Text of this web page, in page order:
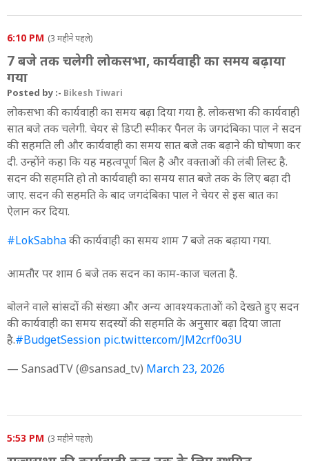
6:10 PM (3 महीने पहले)
7 बजे तक चलेगी लोकसभा, कार्यवाही का समय बढ़ाया
गया
Posted by :- Bikesh Tiwari
लोकसभा की कार्यवाही का समय बढ़ा दिया गया है. लोकसभा की कार्यवाही
सात बजे तक चलेगी. चेयर से डिप्टी स्पीकर पैनल के जगदंबिका पाल ने सदन
की सहमति ली और कार्यवाही का समय सात बजे तक बढ़ाने की घोषणा कर
दी. उन्होंने कहा कि यह महत्वपूर्ण बिल है और वक्ताओं की लंबी लिस्ट है.
सदन की सहमति हो तो कार्यवाही का समय सात बजे तक के लिए बढ़ा दी
जाए. सदन की सहमति के बाद जगदंबिका पाल ने चेयर से इस बात का
ऐलान कर दिया.
#LokSabhaकी कार्यवाही का समय शाम 7 बजे तक बढ़ाया गया.
आमतौर पर शाम 6 बजे तक सदन का काम-काज चलता है.
बोलने वाले सांसदों की संख्या और अन्य आवश्यकताओं को देखते हुए सदन
की कार्यवाही का समय सदस्यों की सहमति के अनुसार बढ़ा दिया जाता
है.#BudgetSession pic.twitter.com/JM2crf0o3U
— SansadTV (@sansad_tv) March 23, 2026
5:53 PM (3 महीने पहले)